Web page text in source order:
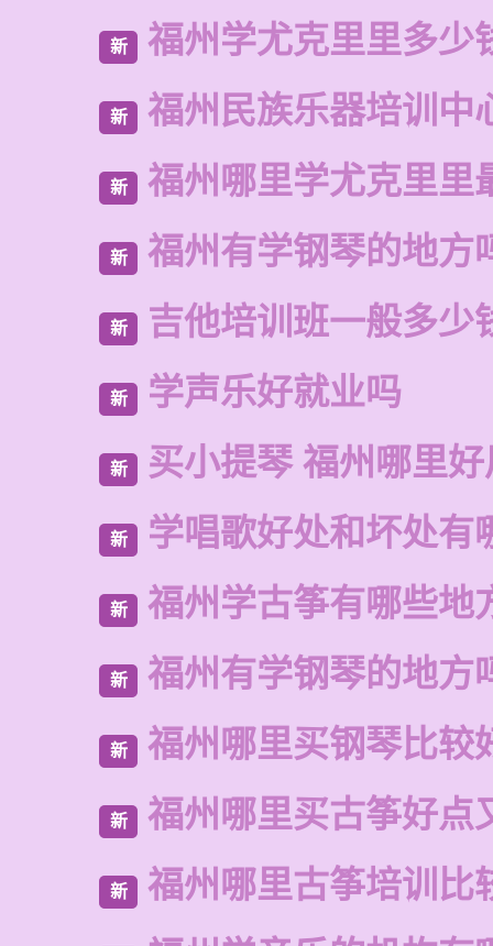
新 福州学尤克里里多少
新 福州民族乐器培训中
新 福州哪里学尤克里里
新 福州有学钢琴的地方
新 吉他培训班一般多少
新 学声乐好就业吗
新 买小提琴 福州哪里
新 学唱歌好处和坏处有
新 福州学古筝有哪些地
新 福州有学钢琴的地方
新 福州哪里买钢琴比较
新 福州哪里买古筝好点
新 福州哪里古筝培训比